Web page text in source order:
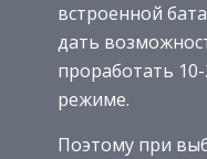
встроенной
дать
проработать
режиме.
Поэтому при